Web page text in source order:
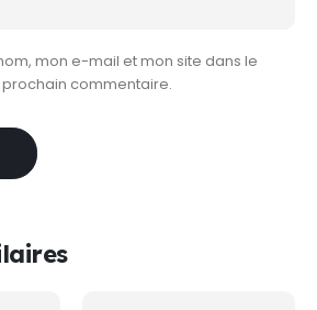
mon e-mail et mon site dans le
commentaire.